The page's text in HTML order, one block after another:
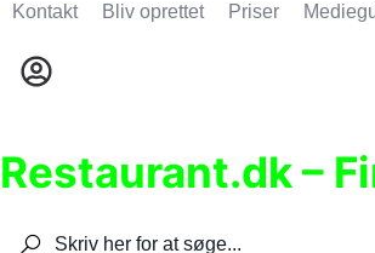
Kontakt Bliv oprettet Priser
Restaurant.dk –